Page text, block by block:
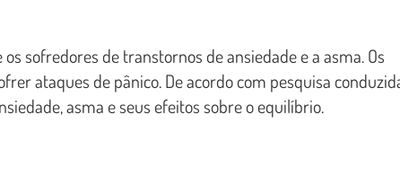
sofredores de transtornos de ansiedade e a asma. Os
ataques de pânico. De acordo com pesquisa
asma e seus efeitos sobre o equilíbrio.